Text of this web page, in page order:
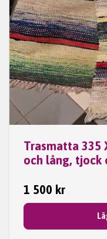
Trasmatta 335
och lång, tjock
1 500 kr